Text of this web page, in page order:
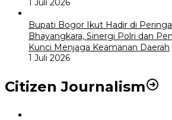
1 Juli 2026
Bupati Bogor Ikut Hadir di
Bhayangkara, Sinergi Polri dan
Kunci Menjaga Keamanan Daerah
1 Juli 2026
Citizen Journalism